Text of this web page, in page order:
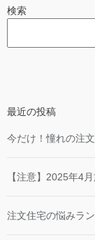
検索
最近の投稿
今だけ！憧れの注
【注意】2025年4
注文住宅の悩みラ